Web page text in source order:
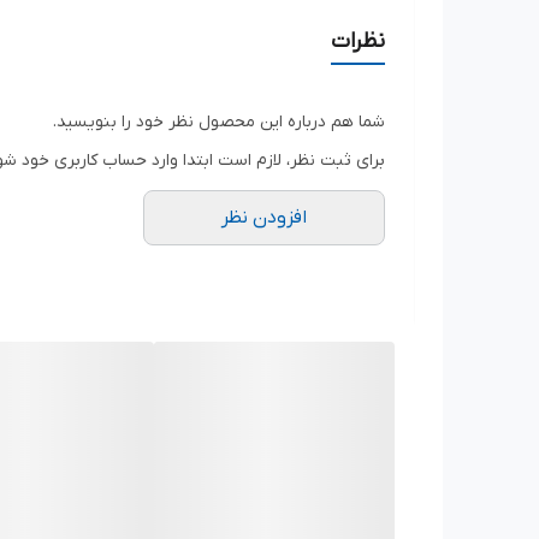
مناسب برای اندازه‌گیری ابعاد خارجی، داخلی، عمق و
بدنه مقاوم از فولاد باکیفیت
مناسب برای کارگاه‌های صنعتی، تراشکاری،
این کولیس ساده با طول اندازه‌گیری بالا و فک
نظرات
شما هم درباره این محصول نظر خود را بنویسید.
برای ثبت نظر، لازم است ابتدا وارد حساب کاربری خود
افزودن نظر